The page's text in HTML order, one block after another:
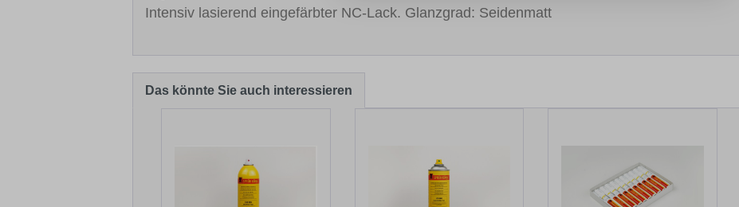
Intensiv lasierend eingefärbter NC-Lack. Glanzgrad: Seidenmatt
Das könnte Sie auch interessieren